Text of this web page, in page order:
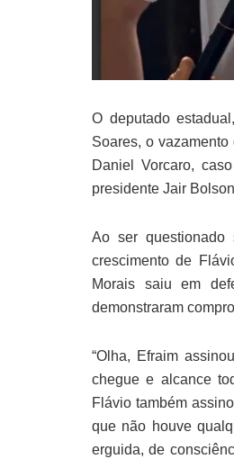
O deputado
Soares, o
Daniel Vorcaro,
presidente Jair
Ao ser questionado
crescimento de
Morais saiu em
demonstraram
“Olha, Efraim
chegue e alcance
Flávio também
que não houve
erguida, de